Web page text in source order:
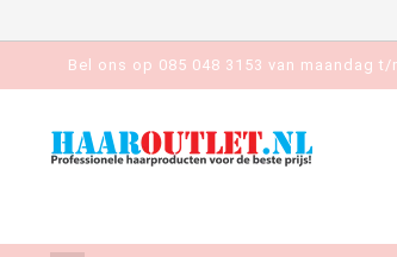
Bel ons op 085 048 3153 van maandag